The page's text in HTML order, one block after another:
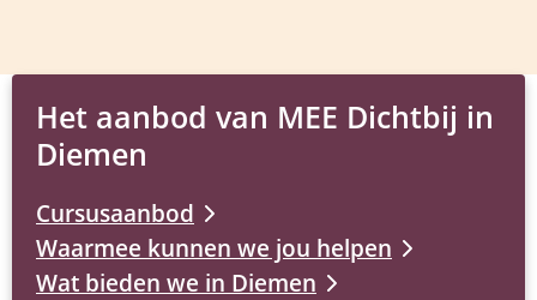
Het aanbod van MEE Dichtbij in
Diemen
Cursusaanbod
Waarmee kunnen we jou helpen
Wat bieden we in Diemen